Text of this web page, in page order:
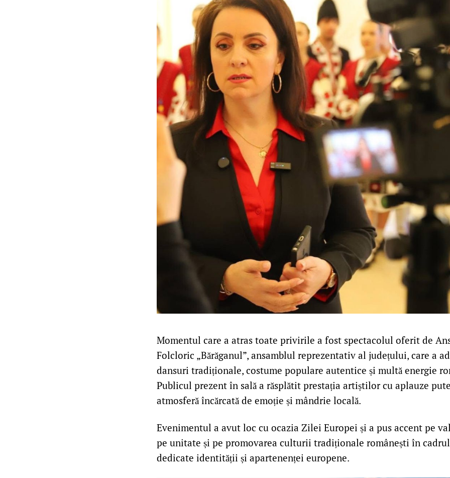
Momentul care a atras toate privirile a fost spectacolul oferit de
Folcloric „Bărăganul”, ansamblul reprezentativ al județului, care a
dansuri tradiționale, costume populare autentice și multă energie
Publicul prezent în sală a răsplătit prestația artiștilor cu aplauze
atmosferă încărcată de emoție și mândrie locală.
Evenimentul a avut loc cu ocazia Zilei Europei și a pus accent pe
pe unitate și pe promovarea culturii tradiționale românești în
dedicate identității și apartenenței europene.